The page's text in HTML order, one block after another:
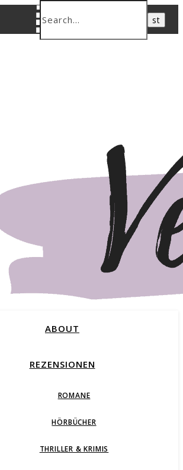
ABOUT
REZENSIONEN
ROMANE
HÖRBÜCHER
THRILLER & KRIMIS